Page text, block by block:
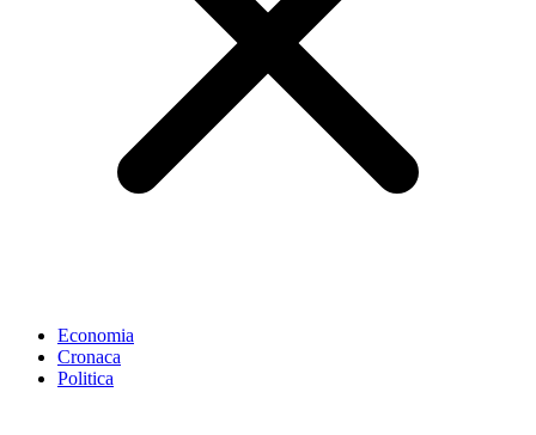
Economia
Cronaca
Politica